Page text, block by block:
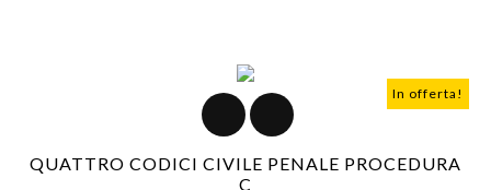
In offerta!
QUATTRO CODICI CIVILE PENALE PROCEDURA
C